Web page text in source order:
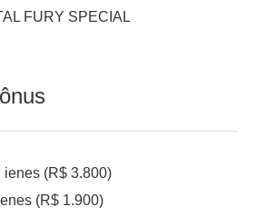
FURY SPECIAL
ienes (R$ 3.800)
(R$ 1.900)